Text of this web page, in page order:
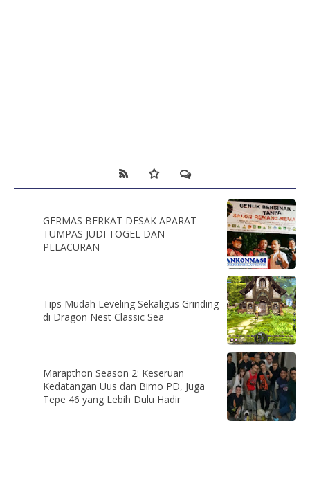
GERMAS BERKAT DESAK APARAT
TUMPAS JUDI TOGEL DAN
PELACURAN
Tips Mudah Leveling Sekaligus Grinding
di Dragon Nest Classic Sea
Marapthon Season 2: Keseruan
Kedatangan Uus dan Bimo PD, Juga
Tepe 46 yang Lebih Dulu Hadir